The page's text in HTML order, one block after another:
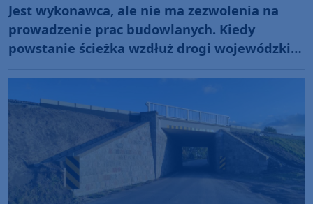
Jest wykonawca, ale nie ma zezwolenia na
prowadzenie prac budowlanych. Kiedy
powstanie ścieżka wzdłuż drogi wojewódzkiej